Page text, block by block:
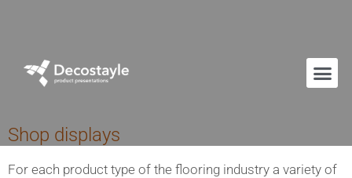
Shop displays
For each product type of the flooring industry a variety of